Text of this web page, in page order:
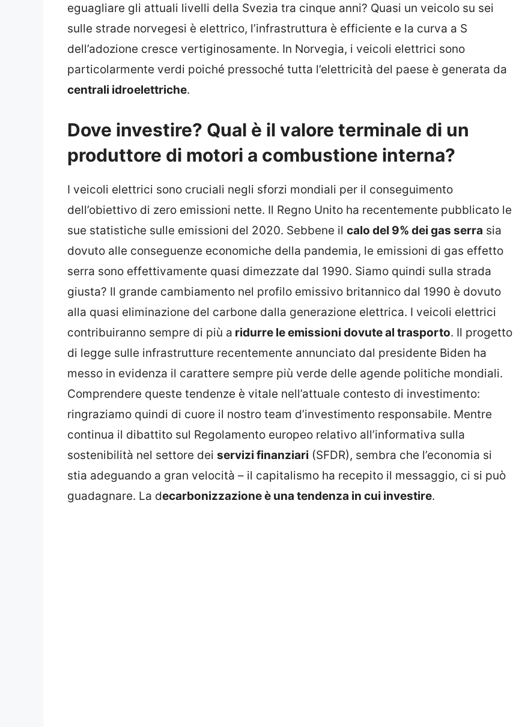
eguagliare gli attuali livelli della Svezia tra cinque anni? Quasi un veicolo su sei
sulle strade norvegesi è elettrico, l’infrastruttura è efficiente e la curva a S
dell’adozione cresce vertiginosamente. In Norvegia, i veicoli elettrici sono
particolarmente verdi poiché pressoché tutta l’elettricità del paese è generata da
centrali idroelettriche.
Dove investire? Qual è il valore terminale di un
produttore di motori a combustione interna?
I veicoli elettrici sono cruciali negli sforzi mondiali per il conseguimento
dell’obiettivo di zero emissioni nette. Il Regno Unito ha recentemente pubblicato le
sue statistiche sulle emissioni del 2020. Sebbene il calo del 9% dei gas serra sia
dovuto alle conseguenze economiche della pandemia, le emissioni di gas effetto
serra sono effettivamente quasi dimezzate dal 1990. Siamo quindi sulla strada
giusta? Il grande cambiamento nel profilo emissivo britannico dal 1990 è dovuto
alla quasi eliminazione del carbone dalla generazione elettrica. I veicoli elettrici
contribuiranno sempre di più a ridurre le emissioni dovute al trasporto. Il progetto
di legge sulle infrastrutture recentemente annunciato dal presidente Biden ha
messo in evidenza il carattere sempre più verde delle agende politiche mondiali.
Comprendere queste tendenze è vitale nell’attuale contesto di investimento:
ringraziamo quindi di cuore il nostro team d’investimento responsabile. Mentre
continua il dibattito sul Regolamento europeo relativo all’informativa sulla
sostenibilità nel settore dei servizi finanziari (SFDR), sembra che l’economia si
stia adeguando a gran velocità – il capitalismo ha recepito il messaggio, ci si può
guadagnare. La decarbonizzazione è una tendenza in cui investire.